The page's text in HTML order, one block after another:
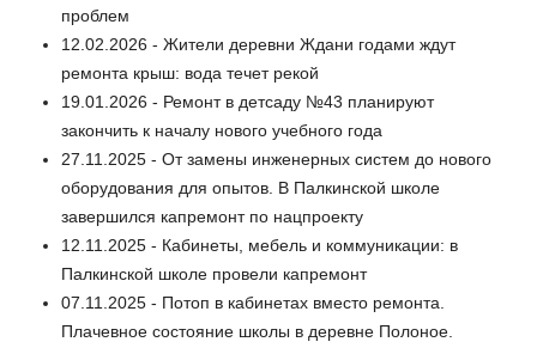
проблем
12.02.2026 - Жители деревни Ждани годами ждут
ремонта крыш: вода течет рекой
19.01.2026 - Ремонт в детсаду №43 планируют
закончить к началу нового учебного года
27.11.2025 - От замены инженерных систем до нового
оборудования для опытов. В Палкинской школе
завершился капремонт по нацпроекту
12.11.2025 - Кабинеты, мебель и коммуникации: в
Палкинской школе провели капремонт
07.11.2025 - Потоп в кабинетах вместо ремонта.
Плачевное состояние школы в деревне Полоное.